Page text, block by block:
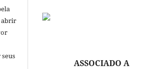
abrir
ASSOCIADO A